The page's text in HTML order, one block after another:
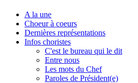
A la une
Choeur à coeurs
Dernières représentations
Infos choristes
C'est le bureau qui le dit
Entre nous
Les mots du Chef
Paroles de Président(e)